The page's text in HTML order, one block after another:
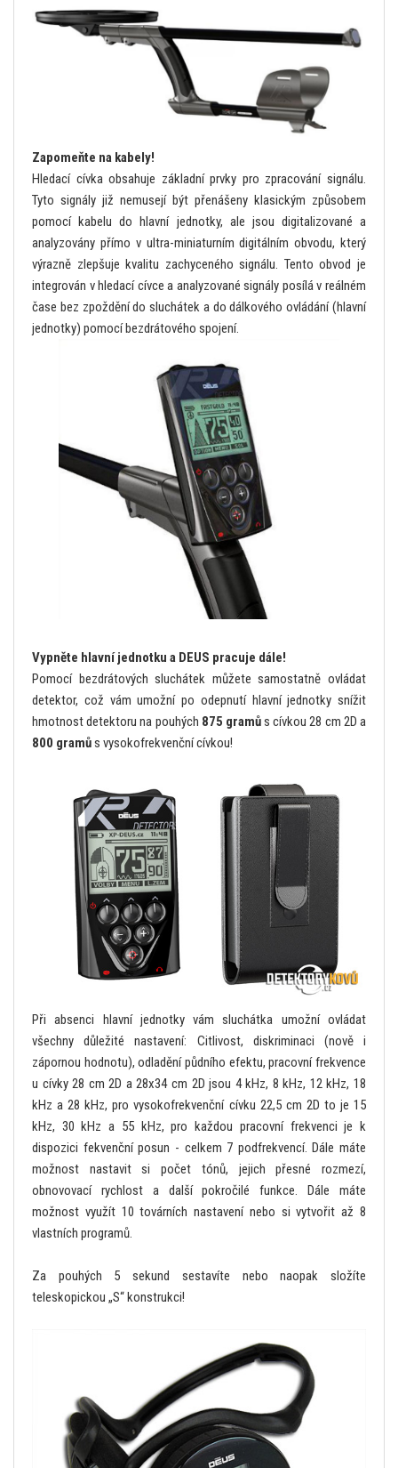
Zapomeňte na kabely!
Hledací cívka obsahuje základní prvky pro zpracování signálu.
Tyto signály již nemusejí být přenášeny klasickým způsobem
pomocí kabelu do hlavní jednotky, ale jsou digitalizované a
analyzovány přímo v ultra-miniaturním digitálním obvodu, který
výrazně zlepšuje kvalitu zachyceného signálu. Tento obvod je
integrován v hledací cívce a analyzované signály posílá v reálném
čase bez zpoždění do sluchátek a do dálkového ovládání (hlavní
jednotky) pomocí bezdrátového spojení.
Vypněte hlavní jednotku a DEUS pracuje dále!
Pomocí bezdrátových sluchátek můžete samostatně ovládat
detektor, což vám umožní po odepnutí hlavní jednotky snížit
hmotnost detektoru na pouhých 875 gramůs cívkou 28 cm 2D a
800 gramůs vysokofrekvenční cívkou!
Při absenci hlavní jednotky vám sluchátka umožní ovládat
všechny důležité nastavení: Citlivost, diskriminaci (nově i
zápornou hodnotu), odladění půdního efektu, pracovní frekvence
u cívky 28 cm 2D a 28x34 cm 2D jsou 4 kHz, 8 kHz, 12 kHz, 18
kHz a 28 kHz, pro vysokofrekvenční cívku 22,5 cm 2D to je 15
kHz, 30 kHz a 55 kHz, pro každou pracovní frekvenci je k
dispozici fekvenční posun - celkem 7 podfrekvencí. Dále máte
možnost nastavit si počet tónů, jejich přesné rozmezí,
obnovovací rychlost a další pokročilé funkce. Dále máte
možnost využít 10 továrních nastavení nebo si vytvořit až 8
vlastních programů.
Za pouhých 5 sekund sestavíte nebo naopak složíte
teleskopickou „S“ konstrukci!